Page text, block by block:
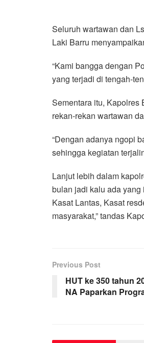
Seluruh wartawan dan
Laki Barru
“Kami bangga dengan
yang terjadi di tengah-
Sementara itu, Kapolres
rekan-rekan wartawan
“Dengan adanya ngopi
sehingga kegiatan
Lanjut lebih dalam
bulan jadi kalu ada
Kasat Lantas, Kasat
masyarakat,” tandas
Previous Post
HUT ke 350 tahun
NA Paparkan